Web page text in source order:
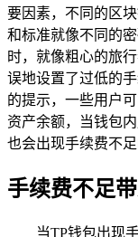
要因素，不同的区
和标准就像不同的
时，就像粗心的旅
误地设置了过低的
的提示，一些用户
资产余额，当钱包
也会出现手续费不足
手续费不足
当TP钱包出现